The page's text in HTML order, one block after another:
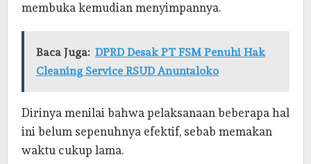
membuka kemudian menyimpannya.
Baca Juga: DPRD Desak PT FSM Penuhi Hak
Cleaning Service RSUD Anuntaloko
Dirinya menilai bahwa pelaksanaan beberapa hal
ini belum sepenuhnya efektif, sebab memakan
waktu cukup lama.